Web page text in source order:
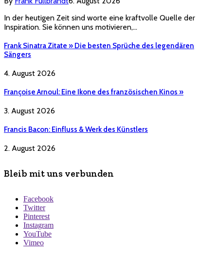
In der heutigen Zeit sind worte eine kraftvolle Quelle der
Inspiration. Sie können uns motivieren,…
Frank Sinatra Zitate » Die besten Sprüche des legendären
Sängers
4. August 2026
Françoise Arnoul: Eine Ikone des französischen Kinos »
3. August 2026
Francis Bacon: Einfluss & Werk des Künstlers
2. August 2026
Bleib mit uns verbunden
Facebook
Twitter
Pinterest
Instagram
YouTube
Vimeo